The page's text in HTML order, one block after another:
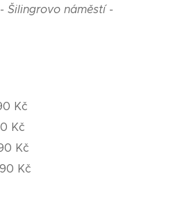
Šilingrovo náměstí -
Kč
Kč
Kč
Kč